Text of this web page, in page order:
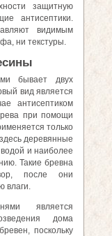
защитную
антисептики.
видимым
ни текстуры.
бывает двух
вид является
антисептиком
при помощи
только
деревянные
водой и наиболее
Такие бревна
после они
влаги.
является
дома
поскольку